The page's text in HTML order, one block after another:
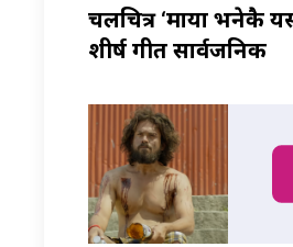
चलचित्र ‘माया भनेकै
शीर्ष गीत सार्वजनिक